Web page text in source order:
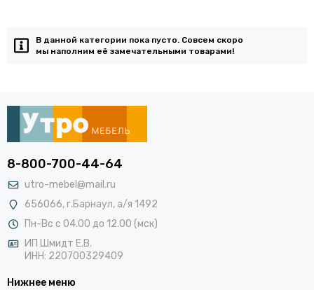
В данной категории пока пусто. Совсем скоро
мы наполним её замечательными товарами!
8-800-700-44-64
utro-mebel@mail.ru
656066, г.Барнаул, а/я 1492
Пн-Вс с 04.00 до 12.00 (мск)
ИП Шмидт Е.В.
ИНН: 220700329409
Нижнее меню